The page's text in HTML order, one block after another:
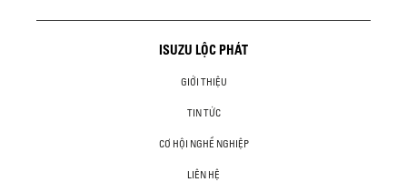
ISUZU LỘC PHÁT
GIỚI THIỆU
TIN TỨC
CƠ HỘI NGHỀ NGHIỆP
LIÊN HỆ